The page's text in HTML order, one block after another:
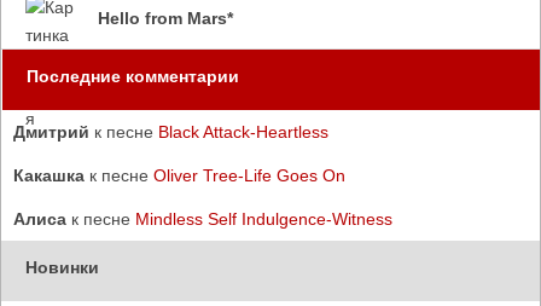
Hello from Mars*
Последние комментарии
Дмитрий к песне Black Attack-Heartless
Какашка к песне Oliver Tree-Life Goes On
Алиса к песне Mindless Self Indulgence-Witness
Новинки